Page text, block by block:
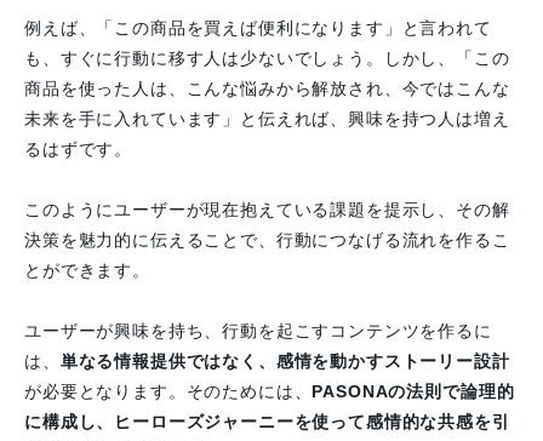
例えば、
「この商品を買えば便利になります」と言われて
も、すぐに行動に移す人は少ないでしょう。しかし、「この
商品を使った人は、こんな悩みから解放され、今ではこんな
未来を手に入れています」と伝えれば、興味を持つ人は増え
るはずです。
このようにユーザーが現在抱えている課題を提示し、その解
決策を魅力的に伝えることで、行動につなげる流れを作るこ
とができます。
ユーザーが興味を持ち、行動を起こすコンテンツを作るに
は、 単なる情報提供ではなく、感情を動かすストーリー設計
が必要となります。そのためには、 PASONAの法則で論理的
に構成し、ヒーローズジャーニーを使って感情的な共感を引